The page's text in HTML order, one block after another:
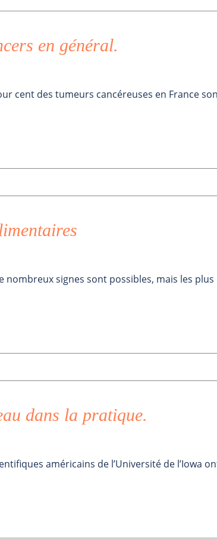
en général.
cent des tumeurs cancéreuses en France
nombreux signes sont possibles, mais les plus
dans la pratique.
américains de l’Université de l’Iowa